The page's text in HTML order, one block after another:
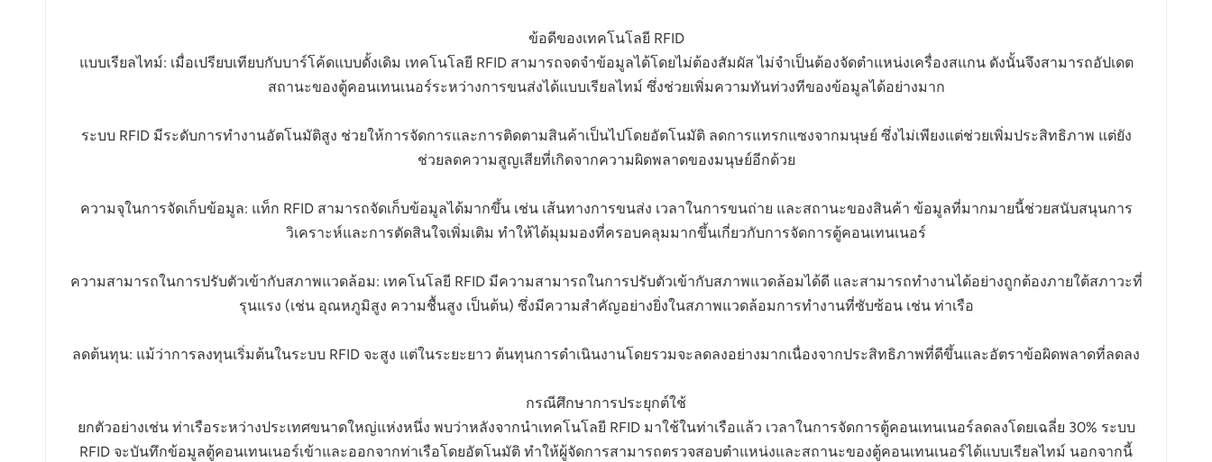
แบบไทย
Indonesia
magyar
ข้อดีของเทคโนโลยี RFID
แบบเรียลไทม์: เมื่อเปรียบเทียบกับบาร์โค้ดแบบดั้งเดิม เทคโนโลยี RFID สามารถจดจำข้อมูลได้โดยไม่ต้องสัมผัส ไม่จำเป็นต้องจัดตำแหน่งเครื่องสแกน ดังนั้นจึงสามารถอัปเดต
สถานะของตู้คอนเทนเนอร์ระหว่างการขนส่งได้แบบเรียลไทม์ ซึ่งช่วยเพิ่มความทันท่วงทีของข้อมูลได้อย่างมาก
ระบบ RFID มีระดับการทำงานอัตโนมัติสูง ช่วยให้การจัดการและการติดตามสินค้าเป็นไปโดยอัตโนมัติ ลดการแทรกแซงจากมนุษย์ ซึ่งไม่เพียงแต่ช่วยเพิ่มประสิทธิภาพ แต่ยัง
ช่วยลดความสูญเสียที่เกิดจากความผิดพลาดของมนุษย์อีกด้วย
ความจุในการจัดเก็บข้อมูล: แท็ก RFID สามารถจัดเก็บข้อมูลได้มากขึ้น เช่น เส้นทางการขนส่ง เวลาในการขนถ่าย และสถานะของสินค้า ข้อมูลที่มากมายนี้ช่วยสนับสนุนการ
วิเคราะห์และการตัดสินใจเพิ่มเติม ทำให้ได้มุมมองที่ครอบคลุมมากขึ้นเกี่ยวกับการจัดการตู้คอนเทนเนอร์
ความสามารถในการปรับตัวเข้ากับสภาพแวดล้อม: เทคโนโลยี RFID มีความสามารถในการปรับตัวเข้ากับสภาพแวดล้อมได้ดี และสามารถทำงานได้อย่างถูกต้องภายใต้สภาวะที่
รุนแรง (เช่น อุณหภูมิสูง ความชื้นสูง เป็นต้น) ซึ่งมีความสำคัญอย่างยิ่งในสภาพแวดล้อมการทำงานที่ซับซ้อน เช่น ท่าเรือ
ลดต้นทุน: แม้ว่าการลงทุนเริ่มต้นในระบบ RFID จะสูง แต่ในระยะยาว ต้นทุนการดำเนินงานโดยรวมจะลดลงอย่างมากเนื่องจากประสิทธิภาพที่ดีขึ้นและอัตราข้อผิดพลาดที่ลดลง
กรณีศึกษาการประยุกต์ใช้
ยกตัวอย่างเช่น ท่าเรือระหว่างประเทศขนาดใหญ่แห่งหนึ่ง พบว่าหลังจากนำเทคโนโลยี RFID มาใช้ในท่าเรือแล้ว เวลาในการจัดการตู้คอนเทนเนอร์ลดลงโดยเฉลี่ย 30% ระบบ
RFID จะบันทึกข้อมูลตู้คอนเทนเนอร์เข้าและออกจากท่าเรือโดยอัตโนมัติ ทำให้ผู้จัดการสามารถตรวจสอบตำแหน่งและสถานะของตู้คอนเทนเนอร์ได้แบบเรียลไทม์ นอกจากนี้